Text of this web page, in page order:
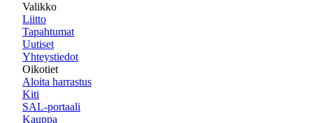
Valikko
Liitto
Tapahtumat
Uutiset
Yhteystiedot
Oikotiet
Aloita harrastus
Kiti
SAL-portaali
Kauppa